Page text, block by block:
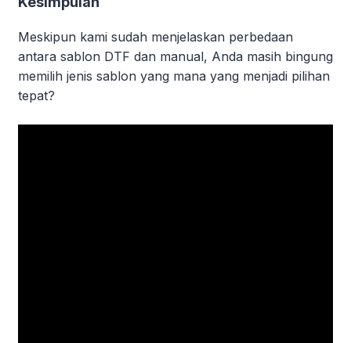
Meskipun kami sudah menjelaskan perbedaan
antara sablon DTF dan manual, Anda masih bingung
memilih jenis sablon yang mana yang menjadi pilihan
tepat?